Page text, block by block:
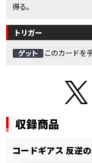
得る。
トリガー
このカードを
収録商品
コードギアス 反逆